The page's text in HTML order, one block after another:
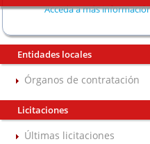
Acceda a más
Entidades locales
Órganos de contratación
Licitaciones
Últimas licitaciones